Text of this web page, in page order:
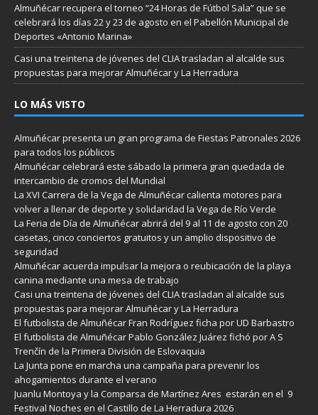
Almuñécar recupera el torneo “24 Horas de Fútbol Sala” que se
celebrará los días 22 y 23 de agosto en el Pabellón Municipal de
Deportes «Antonio Marina»
Casi una treintena de jóvenes del CLIA trasladan al alcalde sus
propuestas para mejorar Almuñécar y La Herradura
LO MÁS VISTO
Almuñécar presenta un gran programa de Fiestas Patronales 2026
para todos los públicos
Almuñécar celebrará este sábado la primera gran quedada de
intercambio de cromos del Mundial
La XVI Carrera de la Vega de Almuñécar calienta motores para
volver a llenar de deporte y solidaridad la Vega de Río Verde
La Feria de Día de Almuñécar abrirá del 9 al 11 de agosto con 20
casetas, cinco conciertos gratuitos y un amplio dispositivo de
seguridad
Almuñécar acuerda impulsar la mejora o reubicación de la playa
canina mediante una mesa de trabajo
Casi una treintena de jóvenes del CLIA trasladan al alcalde sus
propuestas para mejorar Almuñécar y La Herradura
El futbolista de Almuñécar Fran Rodríguez ficha por UD Barbastro
El futbolista de Almuñécar Pablo González Juárez fichó por A S
Trenčín de la Primera División de Eslovaquia
La Junta pone en marcha una campaña para prevenir los
ahogamientos durante el verano
Juanlu Montoya y la Comparsa de Martínez Ares estarán en el 9
Festival Noches en el Castillo de La Herradura 2026